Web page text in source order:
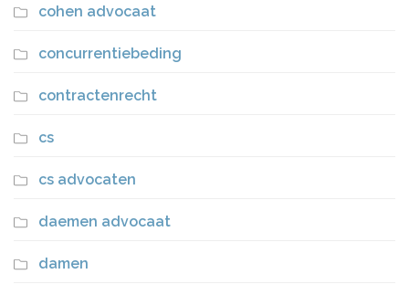
cohen advocaat
concurrentiebeding
contractenrecht
cs
cs advocaten
daemen advocaat
damen